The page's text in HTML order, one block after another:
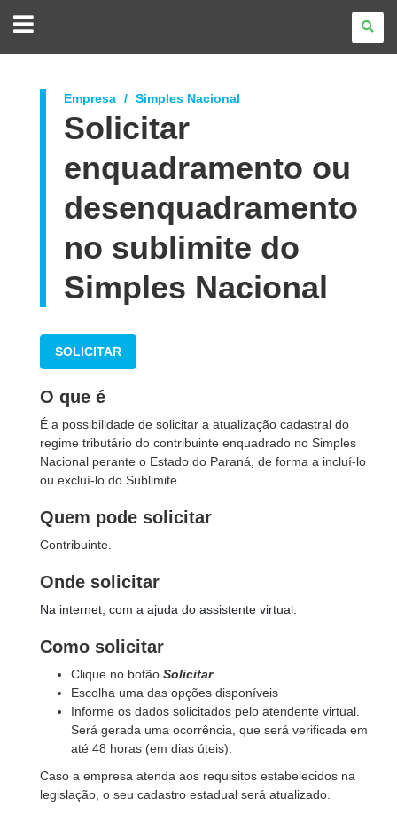
DO
Empresa Simples Nacional
Solicitar
enquadramento ou
desenquadramento
no sublimite do
Simples Nacional
SOLICITAR
O que é
É a possibilidade de solicitar a atualização cadastral do
regime tributário do contribuinte enquadrado no Simples
Nacional perante o Estado do Paraná, de forma a incluí-lo
ou excluí-lo do Sublimite.
Quem pode solicitar
Contribuinte.
Onde solicitar
Na internet, com a ajuda do assistente virtual.
Como solicitar
Clique no botão Solicitar
Escolha uma das opções disponíveis
Informe os dados solicitados pelo atendente virtual.
Será gerada uma ocorrência, que será verificada em
até 48 horas (em dias úteis).
Caso a empresa atenda aos requisitos estabelecidos na
legislação, o seu cadastro estadual será atualizado.